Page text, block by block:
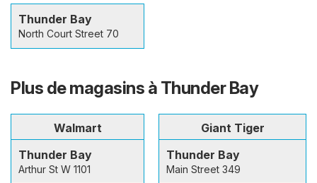
Thunder Bay
North Court Street 70
Plus de magasins à Thunder Bay
Walmart
Thunder Bay
Arthur St W 1101
Giant Tiger
Thunder Bay
Main Street 349